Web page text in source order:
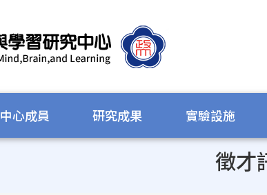
中心成員 研究成果 實驗設施
徵才